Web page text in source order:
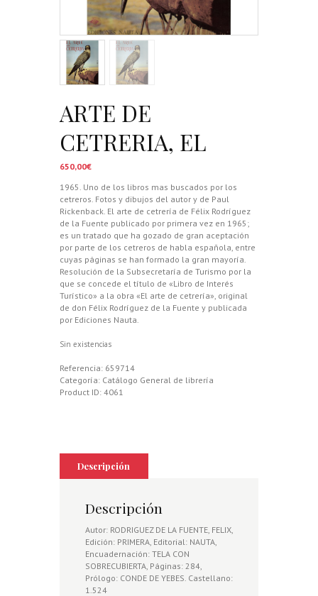
ARTE DE
CETRERIA, EL
650,00€
1965. Uno de los libros mas buscados por los
cetreros. Fotos y dibujos del autor y de Paul
Rickenback. El arte de cetrería de Félix Rodríguez
de la Fuente publicado por primera vez en 1965;
es un tratado que ha gozado de gran aceptación
por parte de los cetreros de habla española, entre
cuyas páginas se han formado la gran mayoría.
Resolución de la Subsecretaría de Turismo por la
que se concede el título de «Libro de Interés
Turístico» a la obra «El arte de cetrería», original
de don Félix Rodríguez de la Fuente y publicada
por Ediciones Nauta.
Sin existencias
Referencia: 659714
Categoría: Catálogo General de librería
Product ID: 4061
Descripción
Descripción
Autor: RODRIGUEZ DE LA FUENTE, FELIX,
Edición: PRIMERA, Editorial: NAUTA,
Encuadernación: TELA CON
SOBRECUBIERTA, Páginas: 284,
Prólogo: CONDE DE YEBES. Castellano:
1.524